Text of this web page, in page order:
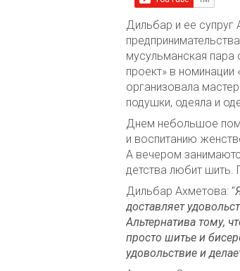
Дильбар и ее супруг
мусульманская пара
проект» в
организовала
подушки, одеяла и
Днем небольшое
и воспитанию
А вечером
детства любит шить.
Дильбар Ахметова: "
доставляет
Альтернатива тому,
просто шитье и
удовольствие и